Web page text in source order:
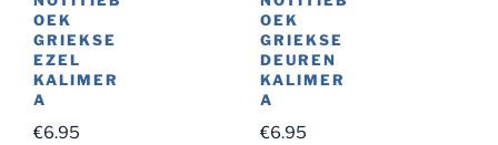
OEK
GRIEKSE
EZEL
KALIMER
A
€6.95
OEK
GRIEKSE
DEUREN
KALIMER
A
€6.95